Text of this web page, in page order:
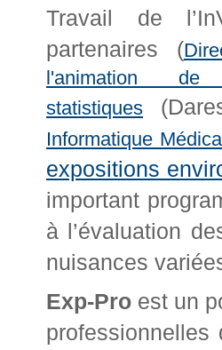
Travail de
partenaires (
l'animation
statistiques
Informatique
expositions
important
à l’évaluation
nuisances
Exp-Pro est un